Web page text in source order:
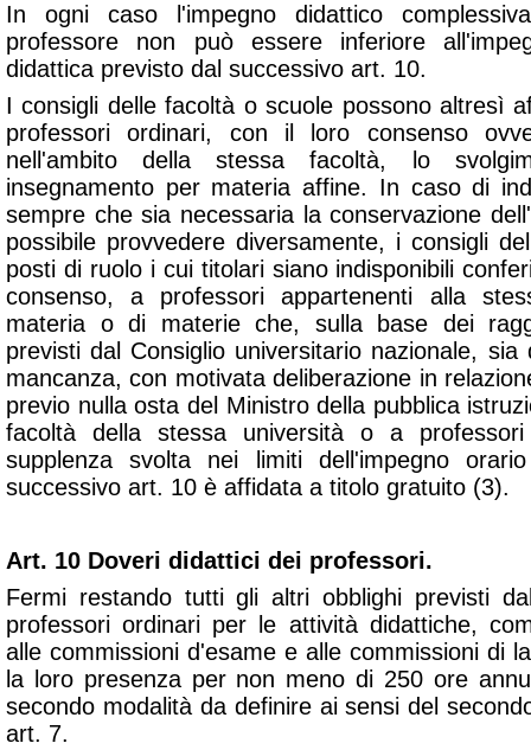
In ogni caso l'impegno didattico
professore non può essere inferiore
didattica previsto dal successivo art. 10.
I consigli delle facoltà o scuole possono altresì
professori ordinari, con il loro consenso
nell'ambito della stessa facoltà, lo
insegnamento per materia affine. In caso di
sempre che sia necessaria la conservazione
possibile provvedere diversamente, i consigli
posti di ruolo i cui titolari siano indisponibili
consenso, a professori appartenenti alla
materia o di materie che, sulla base dei
previsti dal Consiglio universitario nazionale,
mancanza, con motivata deliberazione in
previo nulla osta del Ministro della pubblica
facoltà della stessa università o a
supplenza svolta nei limiti dell'impegno
successivo art. 10 è affidata a titolo gratuito (3).
Art. 10 Doveri didattici dei professori.
Fermi restando tutti gli altri obblighi previsti
professori ordinari per le attività didattiche,
alle commissioni d'esame e alle commissioni di
la loro presenza per non meno di 250 ore
secondo modalità da definire ai sensi del
art. 7.